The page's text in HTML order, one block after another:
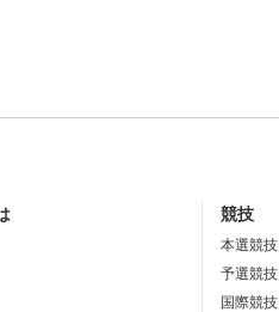
競技
本選競技
予選競技
国際競技